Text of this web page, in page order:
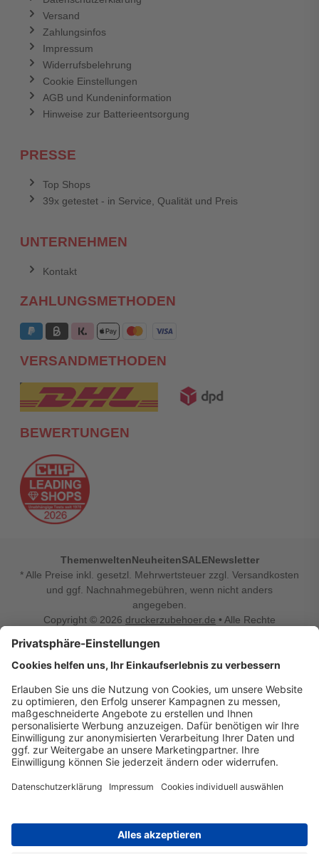
Versand
Zahlungsinfos
Impressum
Widerrufsbelehrung
Cookie Einstellungen
AGB und Kundeninformation
Hinweise zur Batterieentsorgung
PRESSE
Top Shops
39x getestet - in Service, Qualität und Preis
UNTERNEHMEN
Kontakt
ZAHLUNGSMETHODEN
VERSANDMETHODEN
BEWERTUNGEN
ThemenweltenNeuheitenSALENewsletter
* Alle Preise inkl. gesetzl. Mehrwertsteuer zzgl. Versandkosten
und ggf. Nachnahmegebühren, wenn nicht anders
angegeben.
Copyright © 2026 druckerzubehoer.de • Alle Rechte
Vertrag widerrufen
Druckerzubehoer.de – preiswerte Qualität für Ihr Office
Sie sind auf der Suche nach dem passenden Druckerzubehör
oder Zubehör für das Büro, den Computer oder Ihr
Smartphone? Dann sind Sie bei Druckerzubehoer.de genau
richtig! Unser breites Sortiment bietet unter anderem Tinte
und Toner für alle gängigen Druckermodelle – großer sowie
kleiner Hersteller. Zugleich sind wir Ihr Online Fachhandel für
einrichten, die Werkstatt ausstatten oder den Alltag mit
was Ihren Arbeitsplatz noch komfortabler macht, finden Sie
bei uns auch Bastelspaß, Schulbedarf, Beleuchtung,